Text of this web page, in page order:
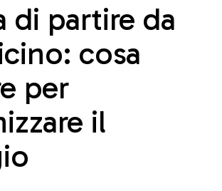
di partire da
cosa
per
il